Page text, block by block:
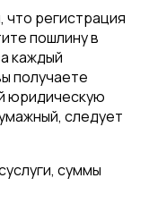
что регистрация
пошлину в
каждый
получаете
юридическую
следует
суммы